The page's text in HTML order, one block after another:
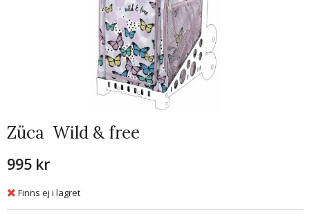
Züca  Wild & free
995 kr
Finns ej i lagret